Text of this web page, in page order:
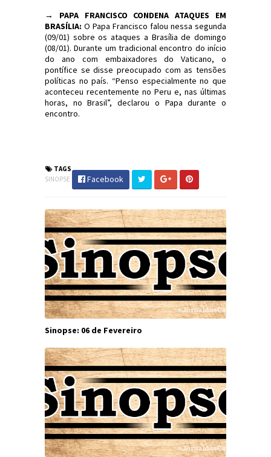
→ PAPA FRANCISCO CONDENA ATAQUES EM
BRASÍLIA: O Papa Francisco falou nessa segunda
(09/01) sobre os ataques a Brasília de domingo
(08/01). Durante um tradicional encontro do início
do ano com embaixadores do Vaticano, o
pontífice se disse preocupado com as tensões
políticas no país. “Penso especialmente no que
aconteceu recentemente no Peru e, nas últimas
horas, no Brasil”, declarou o Papa durante o
encontro.
TAGS
SINOPSE
Facebook
Sinopse: 06 de Fevereiro